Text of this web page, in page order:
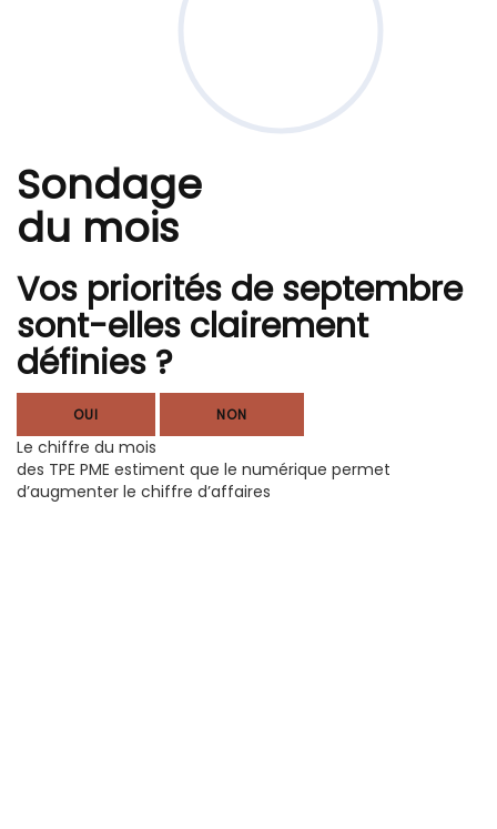
Sondage
du mois
Vos priorités de septembre
sont-elles clairement
définies ?
OUI NON
Le chiffre du mois
des TPE PME estiment que le numérique permet
d’augmenter le chiffre d’affaires